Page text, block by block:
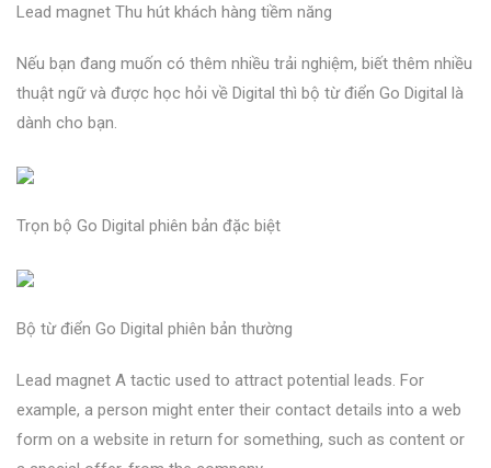
Lead magnet Thu hút khách hàng tiềm năng
Nếu bạn đang muốn có thêm nhiều trải nghiệm, biết thêm nhiều
thuật ngữ và được học hỏi về Digital thì bộ từ điển Go Digital là
dành cho bạn.
Trọn bộ Go Digital phiên bản đặc biệt
Bộ từ điển Go Digital phiên bản thường
Lead magnet A tactic used to attract potential leads. For
example, a person might enter their contact details into a web
form on a website in return for something, such as content or